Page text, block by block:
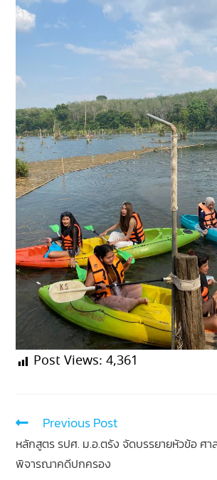
Post Views: 4,361
Previous Post
หลักสูตร รปศ. ม.อ.ตรัง จัดบรรยายหัวข้อ ศาล
พิจารณาคดีปกครอง